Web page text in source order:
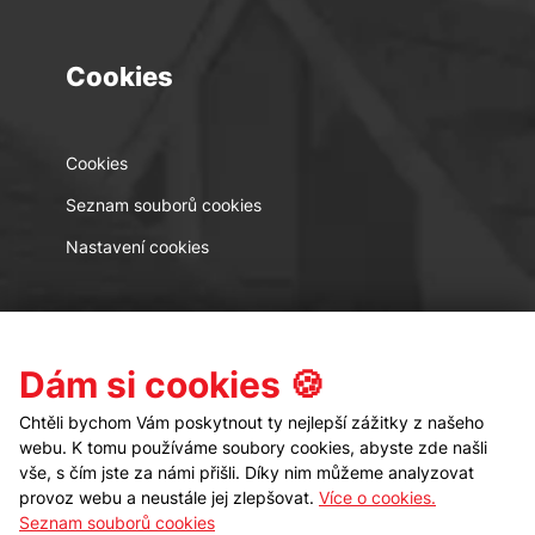
Cookies
Cookies
Seznam souborů cookies
Nastavení cookies
Kontakt Sledujte nás
Dám si cookies 🍪
Chtěli bychom Vám poskytnout ty nejlepší zážitky z našeho
webu. K tomu používáme soubory cookies, abyste zde našli
vše, s čím jste za námi přišli. Díky nim můžeme analyzovat
provoz webu a neustále jej zlepšovat. Více o cookies.
Seznam souborů cookies